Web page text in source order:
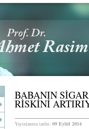
BABANIN
RİSKİNİ
Yayınlanma tarihi: 09 Eylül 2014